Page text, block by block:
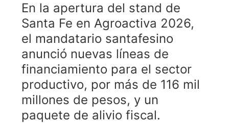
En la apertura del stand de
Santa Fe en Agroactiva 2026,
el mandatario santafesino
anunció nuevas líneas de
financiamiento para el sector
productivo, por más de 116 mil
millones de pesos, y un
paquete de alivio fiscal.